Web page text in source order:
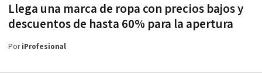
Llega una marca de ropa con precios bajos y
descuentos de hasta 60% para la apertura
PoriProfesional